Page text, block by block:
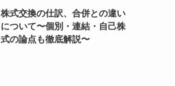
株式交換の仕訳、合併との違い
について〜個別・連結・自己株
式の論点も徹底解説〜